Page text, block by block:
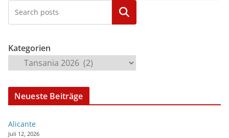
Kategorien
Kategorien
Neueste Beiträge
Alicante
Juli 12, 2026